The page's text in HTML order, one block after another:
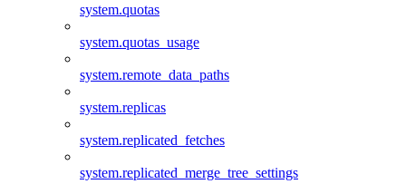
system.quotas
system.quotas_usage
system.remote_data_paths
system.replicas
system.replicated_fetches
system.replicated_merge_tree_settings